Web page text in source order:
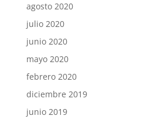
agosto 2020
julio 2020
junio 2020
mayo 2020
febrero 2020
diciembre 2019
junio 2019